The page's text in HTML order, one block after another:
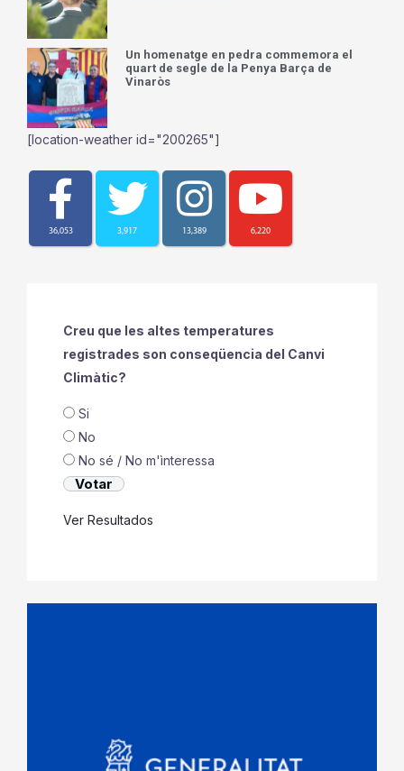
Un homenatge en pedra commemora el
quart de segle de la Penya Barça de
Vinaròs
[location-weather id="200265"]
36,053 3,917 13,389 6,220
Creu que les altes temperatures
registrades son conseqüencia del Canvi
Climàtic?
Si
No
No sé / No m'ìnteressa
Ver Resultados